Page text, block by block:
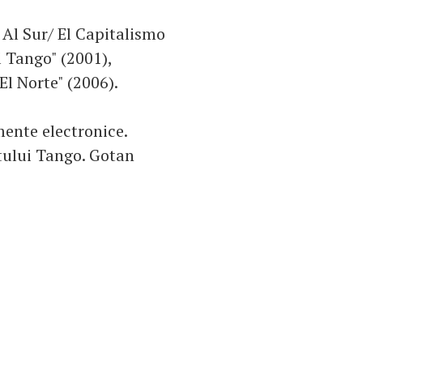
Sur/ El Capitalismo
(2001),
Norte" (2006).
electronice.
Tango. Gotan